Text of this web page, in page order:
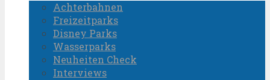
Achterbahnen
Freizeitparks
Disney Parks
Wasserparks
Neuheiten Check
Interviews